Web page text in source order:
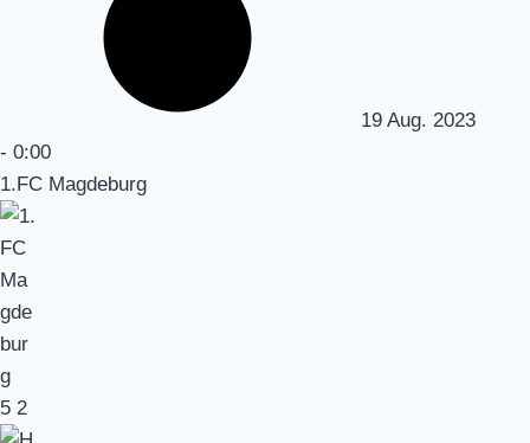
19 Aug. 2023
- 0:00
1.FC Magdeburg
5 2